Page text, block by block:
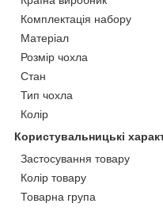
Комплектація набору
Матеріал
Розмір чохла
Стан
Тип чохла
Колір
Користувальницькі
Застосування товару
Колір товару
Товарна група